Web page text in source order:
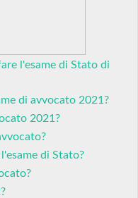
l'esame di Stato di
di avvocato 2021?
2021?
di Stato?